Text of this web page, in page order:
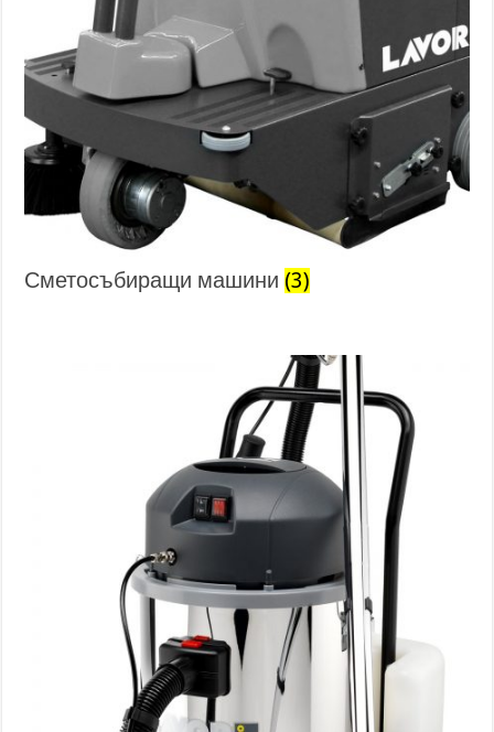
Сметосъбиращи машини (3)